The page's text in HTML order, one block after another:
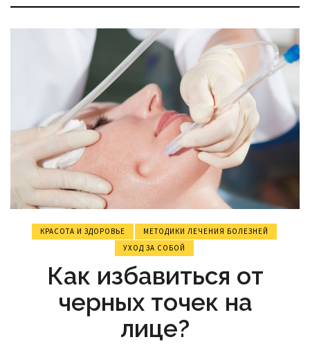
КРАСОТА И ЗДОРОВЬЕ
МЕТОДИКИ ЛЕЧЕНИЯ БОЛЕЗНЕЙ
УХОД ЗА СОБОЙ
Как избавиться от
черных точек на
лице?